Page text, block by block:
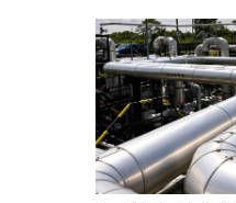
d
é
s
k
ö
z
ö
s